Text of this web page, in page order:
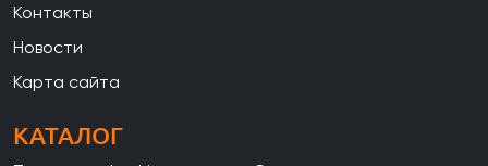
Контакты
Новости
Карта сайта
КАТАЛОГ